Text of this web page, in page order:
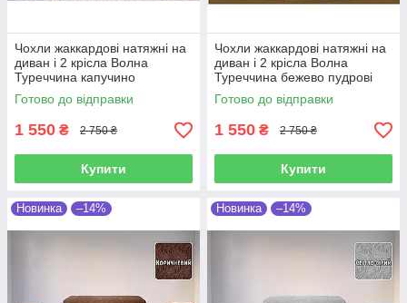
Чохли жаккардові натяжні на
диван і 2 крісла Волна
Туреччина капучино
Готово до відправки
1 550 ₴ 2 750 ₴
Купити
Чохли жаккардові натяжні на
диван і 2 крісла Волна
Туреччина бежево пудрові
Готово до відправки
1 550 ₴ 2 750 ₴
Купити
Новинка –14% Новинка –14%